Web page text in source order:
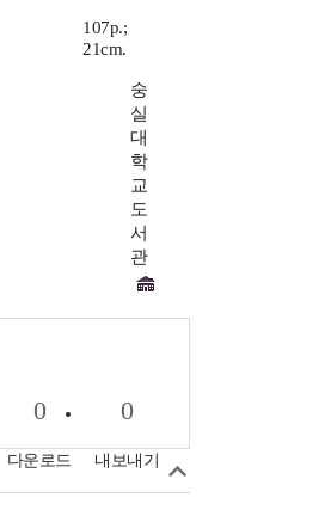
107p.;
21cm.
숭
실
대
학
교
도
서
관
0
다운로드
0
내보내기